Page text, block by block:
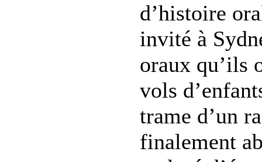
d’histoire
invité à
oraux qu’ils
vols
trame d’un
finalement